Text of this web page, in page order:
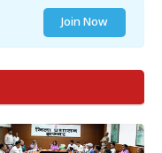
Join Now